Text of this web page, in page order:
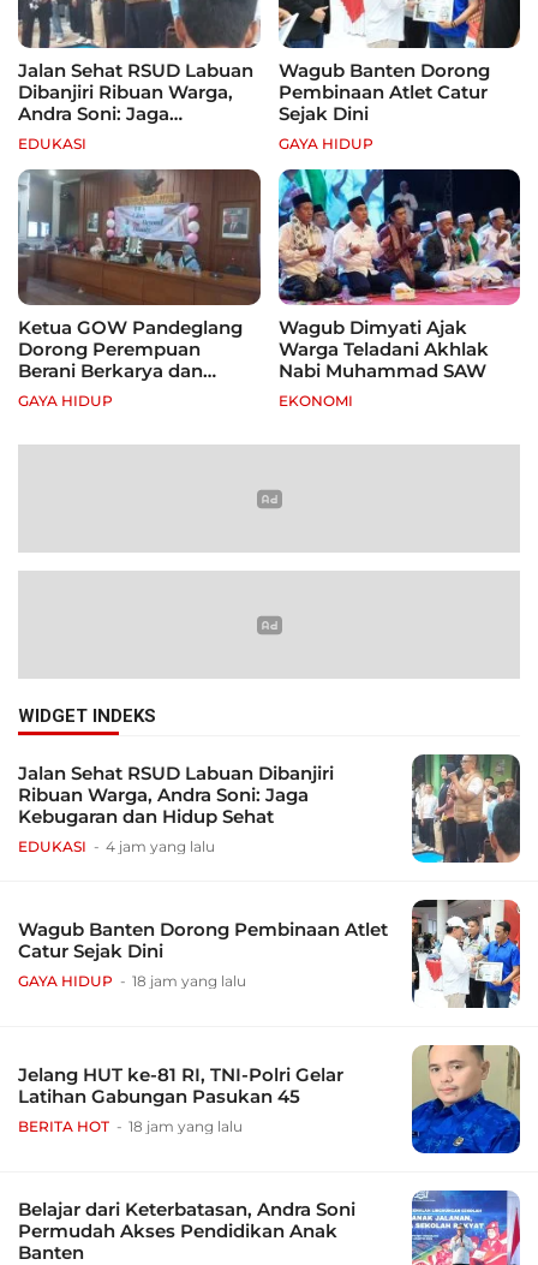
Jalan Sehat RSUD Labuan
Dibanjiri Ribuan Warga,
Andra Soni: Jaga
Kebugaran dan Hidup
Sehat
EDUKASI
Wagub Banten Dorong
Pembinaan Atlet Catur
Sejak Dini
GAYA HIDUP
Ketua GOW Pandeglang
Dorong Perempuan
Berani Berkarya dan
Mandiri
GAYA HIDUP
Wagub Dimyati Ajak
Warga Teladani Akhlak
Nabi Muhammad SAW
EKONOMI
WIDGET INDEKS
Jalan Sehat RSUD Labuan Dibanjiri
Ribuan Warga, Andra Soni: Jaga
Kebugaran dan Hidup Sehat
EDUKASI 4 jam yang lalu
Wagub Banten Dorong Pembinaan Atlet
Catur Sejak Dini
GAYA HIDUP 18 jam yang lalu
Jelang HUT ke-81 RI, TNI-Polri Gelar
Latihan Gabungan Pasukan 45
BERITA HOT 18 jam yang lalu
Belajar dari Keterbatasan, Andra Soni
Permudah Akses Pendidikan Anak
Banten